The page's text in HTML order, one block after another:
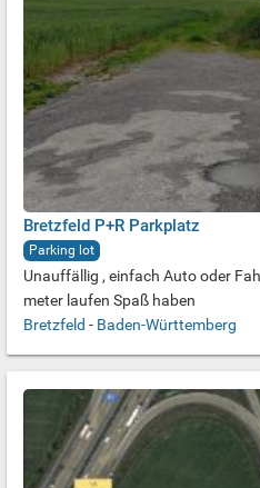
Bretzfeld P+R Parkplatz
Parking lot
Unauffällig , einfach Auto oder
meter laufen Spaß haben
Bretzfeld - Baden-Württemberg